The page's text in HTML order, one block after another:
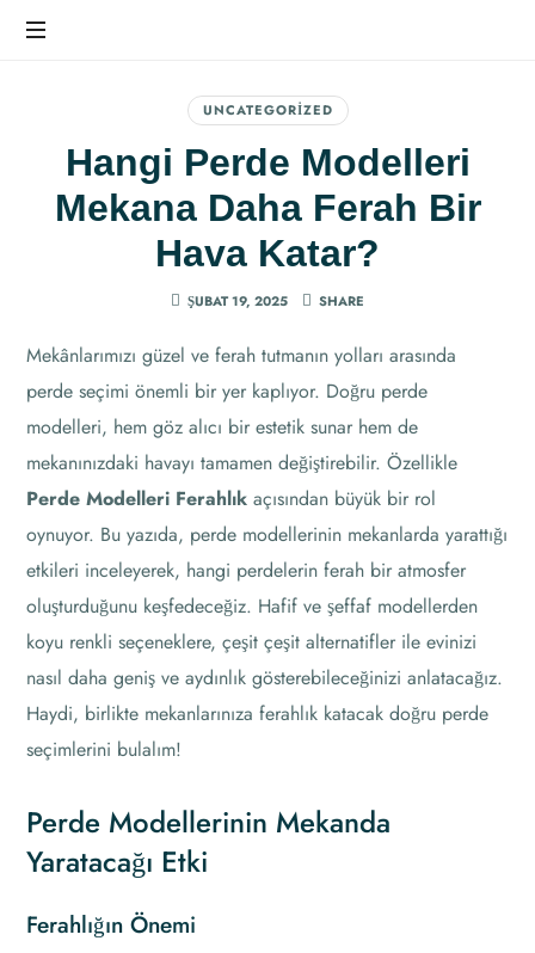
Hissedin
UNCATEGORIZED
Hangi Perde Modelleri
Mekana Daha Ferah Bir
Hava Katar?
ŞUBAT 19, 2025 SHARE
Mekânlarımızı güzel ve ferah tutmanın yolları arasında
perde seçimi önemli bir yer kaplıyor. Doğru perde
modelleri, hem göz alıcı bir estetik sunar hem de
mekanınızdaki havayı tamamen değiştirebilir. Özellikle
Perde Modelleri Ferahlık açısından büyük bir rol
oynuyor. Bu yazıda, perde modellerinin mekanlarda yarattığı
etkileri inceleyerek, hangi perdelerin ferah bir atmosfer
oluşturduğunu keşfedeceğiz. Hafif ve şeffaf modellerden
koyu renkli seçeneklere, çeşit çeşit alternatifler ile evinizi
nasıl daha geniş ve aydınlık gösterebileceğinizi anlatacağız.
Haydi, birlikte mekanlarınıza ferahlık katacak doğru perde
seçimlerini bulalım!
Perde Modellerinin Mekanda
Yaratacağı Etki
Ferahlığın Önemi